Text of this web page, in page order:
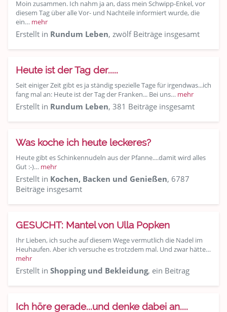
Moin zusammen. Ich nahm ja an, dass mein Schwipp-Enkel, vor
diesem Tag über alle Vor- und Nachteile informiert wurde, die
ein… mehr
Erstellt in Rundum Leben, zwölf Beiträge insgesamt
Heute ist der Tag der.....
Seit einiger Zeit gibt es ja ständig spezielle Tage für irgendwas...ich
fang mal an: Heute ist der Tag der Franken... Bei uns… mehr
Erstellt in Rundum Leben, 381 Beiträge insgesamt
Was koche ich heute leckeres?
Heute gibt es Schinkennudeln aus der Pfanne....damit wird alles
Gut :-)… mehr
Erstellt in Kochen, Backen und Genießen, 6787
Beiträge insgesamt
GESUCHT: Mantel von Ulla Popken
Ihr Lieben, ich suche auf diesem Wege vermutlich die Nadel im
Heuhaufen. Aber ich versuche es trotzdem mal. Und zwar hätte…
mehr
Erstellt in Shopping und Bekleidung, ein Beitrag
Ich höre gerade...und denke dabei an....